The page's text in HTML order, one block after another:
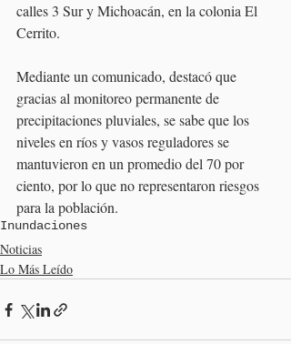
calles 3 Sur y Michoacán, en la colonia El
Cerrito.
Mediante un comunicado, destacó que
gracias al monitoreo permanente de
precipitaciones pluviales, se sabe que los
niveles en ríos y vasos reguladores se
mantuvieron en un promedio del 70 por
ciento, por lo que no representaron riesgos
para la población.
Inundaciones
Noticias
Lo Más Leído